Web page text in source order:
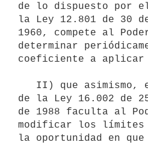
de lo dispuesto por
la Ley 12.801 de 30
1960, compete al
determinar
coeficiente a aplicar
de la Ley 16.002 de
de 1988 faculta al
modificar los límites
la oportunidad en que